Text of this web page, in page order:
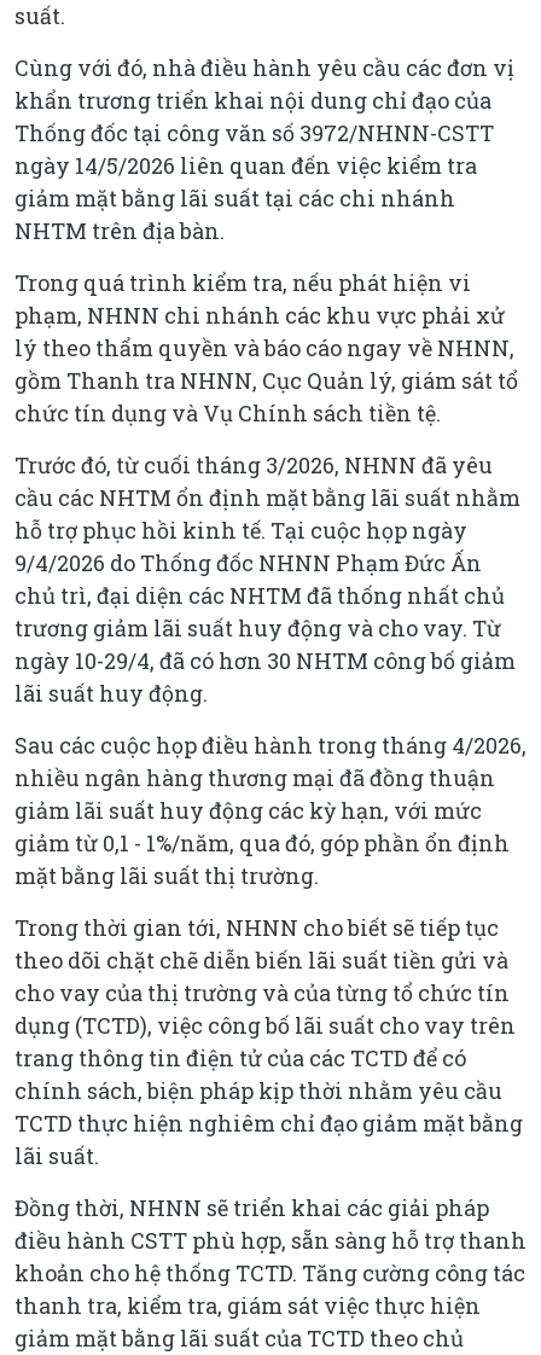
suất.
Cùng với đó, nhà điều hành yêu cầu các đơn vị
khẩn trương triển khai nội dung chỉ đạo của
Thống đốc tại công văn số 3972/NHNN-CSTT
ngày 14/5/2026 liên quan đến việc kiểm tra
giảm mặt bằng lãi suất tại các chi nhánh
NHTM trên địa bàn.
Trong quá trình kiểm tra, nếu phát hiện vi
phạm, NHNN chi nhánh các khu vực phải xử
lý theo thẩm quyền và báo cáo ngay về NHNN,
gồm Thanh tra NHNN, Cục Quản lý, giám sát tổ
chức tín dụng và Vụ Chính sách tiền tệ.
Trước đó, từ cuối tháng 3/2026, NHNN đã yêu
cầu các NHTM ổn định mặt bằng lãi suất nhằm
hỗ trợ phục hồi kinh tế. Tại cuộc họp ngày
9/4/2026 do Thống đốc NHNN Phạm Đức Ấn
chủ trì, đại diện các NHTM đã thống nhất chủ
trương giảm lãi suất huy động và cho vay. Từ
ngày 10-29/4, đã có hơn 30 NHTM công bố giảm
lãi suất huy động.
Sau các cuộc họp điều hành trong tháng 4/2026,
nhiều ngân hàng thương mại đã đồng thuận
giảm lãi suất huy động các kỳ hạn, với mức
giảm từ 0,1 - 1%/năm, qua đó, góp phần ổn định
mặt bằng lãi suất thị trường.
Trong thời gian tới, NHNN cho biết sẽ tiếp tục
theo dõi chặt chẽ diễn biến lãi suất tiền gửi và
cho vay của thị trường và của từng tổ chức tín
dụng (TCTD), việc công bố lãi suất cho vay trên
trang thông tin điện tử của các TCTD để có
chính sách, biện pháp kịp thời nhằm yêu cầu
TCTD thực hiện nghiêm chỉ đạo giảm mặt bằng
lãi suất.
Đồng thời, NHNN sẽ triển khai các giải pháp
điều hành CSTT phù hợp, sẵn sàng hỗ trợ thanh
khoản cho hệ thống TCTD. Tăng cường công tác
thanh tra, kiểm tra, giám sát việc thực hiện
giảm mặt bằng lãi suất của TCTD theo chủ